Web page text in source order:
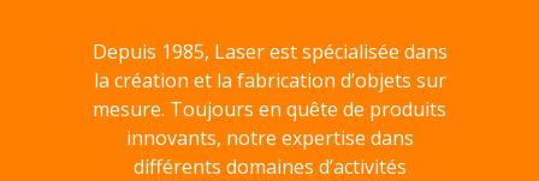
Depuis 1985, Laser est spécialisée dans
la création et la fabrication d’objets sur
mesure. Toujours en quête de produits
innovants, notre expertise dans
différents domaines d’activités